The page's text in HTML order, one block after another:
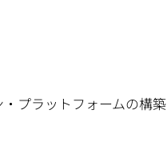
プラットフォームの構築